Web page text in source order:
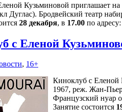
Кузьминовой приглашает
Дуглас). Бродвейский театр
28 декабря, в 17.00 по
с Еленой
, 16+
Киноклуб с Еленой
1967, реж. Жан-
Французский нуар
Занятие состоится